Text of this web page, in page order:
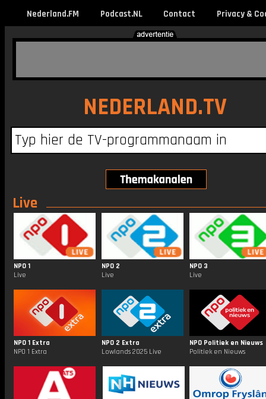
Nederland.FM Podcast.NL Contact Privacy &
NEDERLAND.TV
Live
NPO 1
Live
NPO 2
Live
NPO 3
Live
NPO 1 Extra
NPO 1 Extra
NPO 2 Extra
Lowlands 2025 Live
NPO Politiek en Nieuws
Politiek en Nieuws